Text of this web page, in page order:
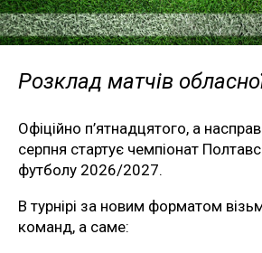
Розклад матчів
Офіційно п’ятнадцятого, а
серпня стартує чемпіонат
футболу 2026/2027.
В турнірі за новим форматом
команд, а саме: